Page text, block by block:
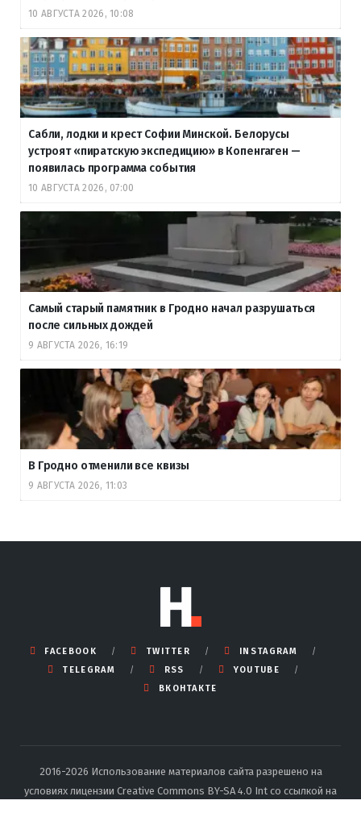
10 АВГУСТА 2026, 10:08
Сабли, лодки и крест Софии Минской. Белорусы
устроят «пиратскую экспедицию» в Копенгаген —
появилась программа события
10 АВГУСТА 2026, 07:00
Самый старый памятник в Гродно начал разрушаться
после сильных дождей
9 АВГУСТА 2026, 16:19
В Гродно отменили все квизы
9 АВГУСТА 2026, 11:03
FACEBOOK TWITTER
INSTAGRAM
TELEGRAM
RSS
YOUTUBE
ВКОНТАКТЕ
2016-2026 Использование материалов сайта разрешено на
условиях лицензии Creative Commons BY-SA 4.0 Int со ссылкой на